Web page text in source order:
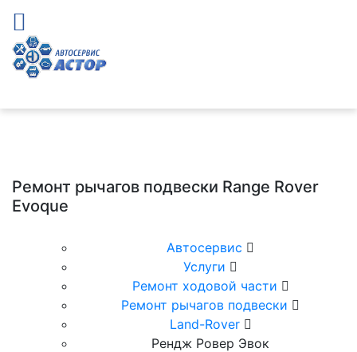
Ремонт рычагов подвески Range Rover
Evoque
Автосервис
Услуги
Ремонт ходовой части
Ремонт рычагов подвески
Land-Rover
Рендж Ровер Эвок